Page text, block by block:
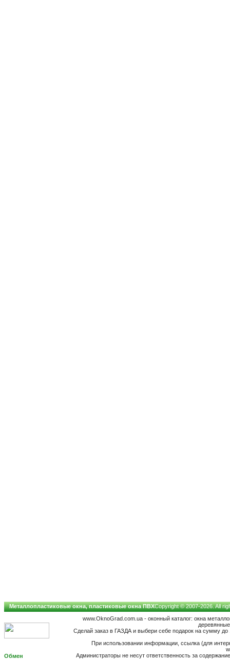
Металлопластиковые окна, пластиковые окна ПВХCopyright © 2007-2026. All
www.OknoGrad.com.ua - оконный каталог: окна
Сделай заказ в ГАЗДА и выбери себе подарок на сумму
При использовании информации, ссылка (для
Администраторы не несут ответственность за
Обмен